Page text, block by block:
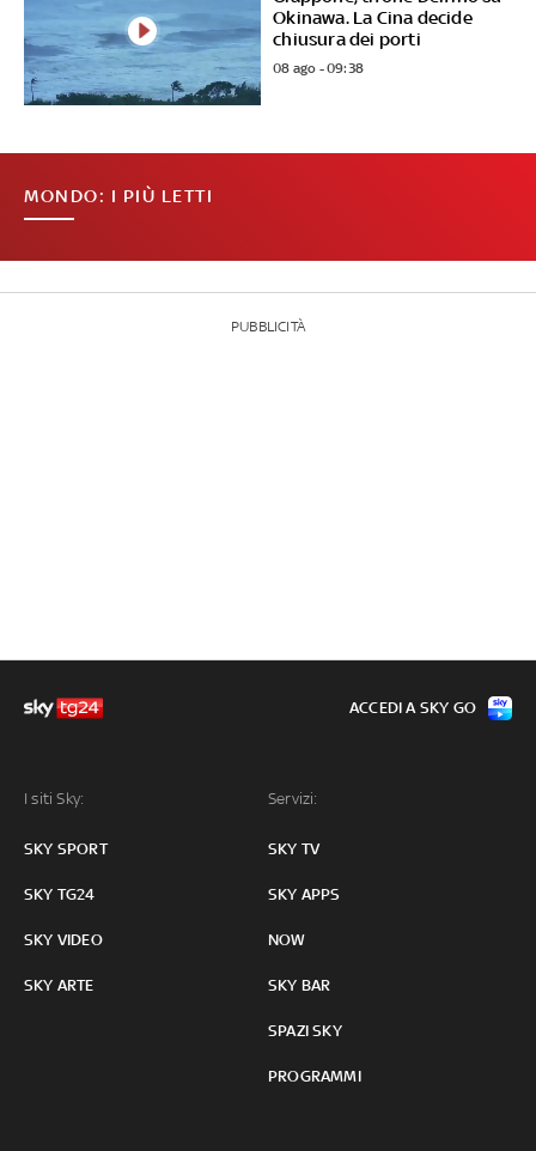
Okinawa. La Cina decide
chiusura dei porti
08 ago - 09:38
MONDO: I PIÙ LETTI
PUBBLICITÀ
I siti Sky:
SKY SPORT
SKY TG24
SKY VIDEO
SKY ARTE
Servizi:
SKY TV
SKY APPS
NOW
SKY BAR
SPAZI SKY
PROGRAMMI
ACCEDI A SKY GO